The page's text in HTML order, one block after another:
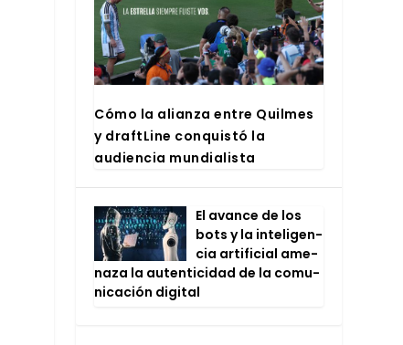
Cómo la alian­za entre Quil­mes
y draftLi­ne con­quis­tó la
audien­cia mun­dia­lis­ta
El avan­ce de los
bots y la inte­li­gen­
cia arti­fi­cial ame­
na­za la auten­ti­ci­dad de la comu­
ni­ca­ción digi­tal